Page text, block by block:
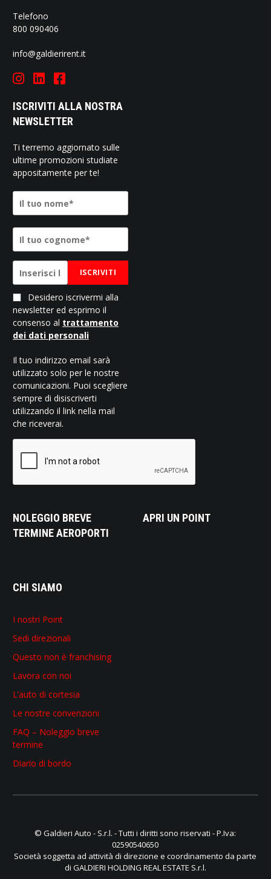
Telefono
800 090406
info@galdierirent.it
ISCRIVITI ALLA NOSTRA
NEWSLETTER
Ti terremo aggiornato sulle
ultime promozioni studiate
appositamente per te!
ISCRIVITI
Desidero iscrivermi alla
newsletter ed esprimo il
consenso al trattamento
dei dati personali
Il tuo indirizzo email sarà
utilizzato solo per le nostre
comunicazioni. Puoi scegliere
sempre di disiscriverti
utilizzando il link nella mail
che riceverai.
NOLEGGIO BREVE
TERMINE AEROPORTI
APRI UN POINT
CHI SIAMO
I nostri Point
Sedi direzionali
Questo non è franchising
Lavora con noi
L’auto di cortesia
Le nostre convenzioni
FAQ – Noleggio breve
termine
Diario di bordo
© Galdieri Auto - S.r.l. - Tutti i diritti sono riservati - P.Iva:
02590540650
Società soggetta ad attività di direzione e coordinamento da parte
di GALDIERI HOLDING REAL ESTATE S.r.l.